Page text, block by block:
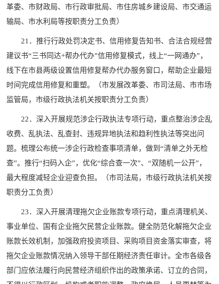
革委、市财政局、市行政审批局、市住房城乡建设局、市交通运
输局、市水利局等按职责分工负责）
21．推行行政处罚决定书、信用修复告知书、合法合规经营
建议书“三书同达+帮办代办”信用修复模式，线上“一网通办”，
线下在市县两级设置信用修复帮办代办服务窗口，帮助企业最短
时间完成信用修复和重塑。（市发展改革委、市司法局、市市场
监管局，市级行政执法机关按职责分工负责）
22．深入开展规范涉企行政执法专项行动，重点整治涉企乱
收费、乱执法、乱查封、违规异地执法和趋利性执法等突出问
题。梳理公布统一涉企行政检查事项清单，做到“清单之外无检
查”。推行“扫码入企”，优化“综合查一次”、“双随机一公开”，
最大程度减轻企业迎查负担。（市司法局，市级行政执法机关按
职责分工负责）
23．深入开展清理拖欠企业账款专项行动，重点清理机关、
事业单位、国有企业拖欠民营企业账款。健全防范化解拖欠企业
账款长效机制，加强政府投资项目、采购项目资金落实审查，将
拖欠企业账款情况纳入领导干部任期经济责任审计。全市各级各
部门应依法履行向民营经济组织作出的政策承诺、订立的合同，